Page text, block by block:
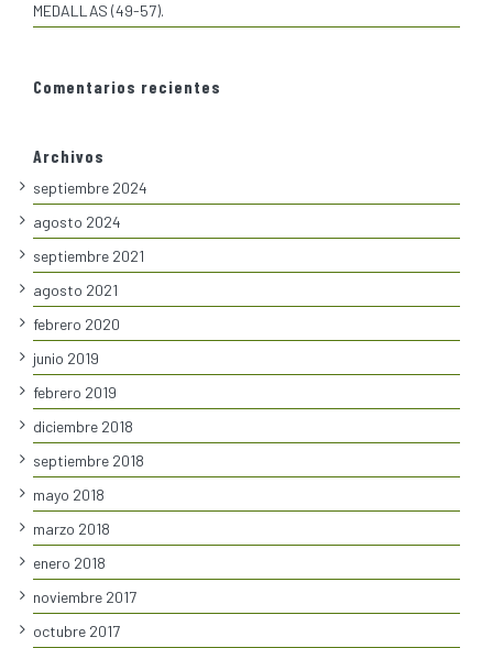
MEDALLAS (49-57).
Comentarios recientes
Archivos
septiembre 2024
agosto 2024
septiembre 2021
agosto 2021
febrero 2020
junio 2019
febrero 2019
diciembre 2018
septiembre 2018
mayo 2018
marzo 2018
enero 2018
noviembre 2017
octubre 2017